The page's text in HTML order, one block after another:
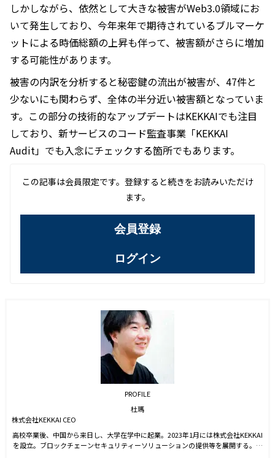
しかしながら、依然として大きな被害がWeb3.0領域にお
いて発生しており、今年来年で期待されているブルマーケ
ットによる時価総額の上昇も伴って、被害額がさらに増加
する可能性があります。
被害の内訳を分析すると秘密鍵の流出が被害が、47件と
少ないにも関わらず、全体の半分近い被害額となっていま
す。この部分の技術的なアップデートはKEKKAIでも注目
しており、新サービスのコード監査事業「KEKKAI
Audit」でも入念にチェックする箇所でもあります。
この記事は会員限定です。登録すると続きをお読みいただけ
ます。
会員登録
ログイン
PROFILE
杜瑪
株式会社KEKKAI CEO
高校卒業後、中国から来日し、大学在学中に起業。2023年1月には株式会社KEKKAI
を設立。ブロックチェーンセキュリティーソリューションの提供等を展開する。現